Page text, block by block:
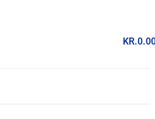
KR.